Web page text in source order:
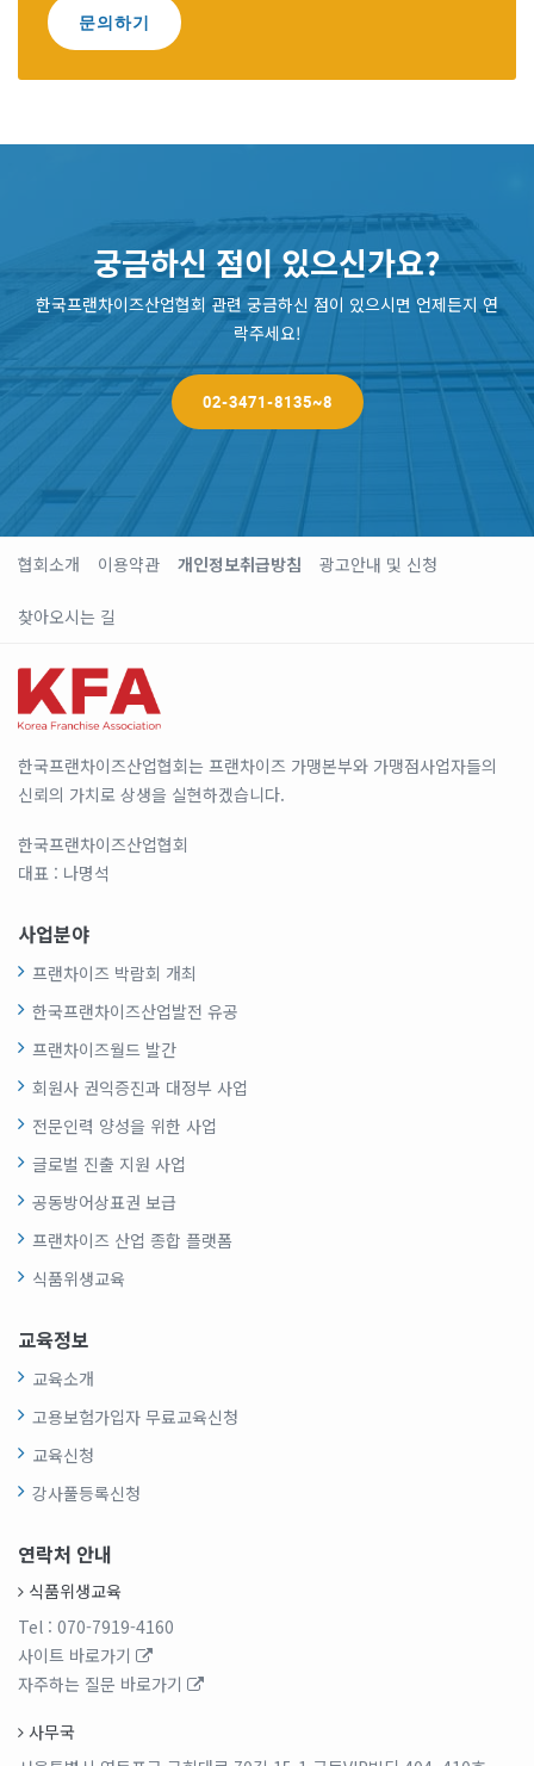
문의하기
궁금하신 점이 있으신가요?
한국프랜차이즈산업협회 관련 궁금하신 점이 있으시면 언제든지 연
락주세요!
02-3471-8135~8
협회소개 이용약관 개인정보취급방침 광고안내 및 신청
찾아오시는 길
한국프랜차이즈산업협회는 프랜차이즈 가맹본부와 가맹점사업자들의
신뢰의 가치로 상생을 실현하겠습니다.
한국프랜차이즈산업협회
대표 : 나명석
사업분야
프랜차이즈 박람회 개최
한국프랜차이즈산업발전 유공
프랜차이즈월드 발간
회원사 권익증진과 대정부 사업
전문인력 양성을 위한 사업
글로벌 진출 지원 사업
공동방어상표권 보급
프랜차이즈 산업 종합 플랫폼
식품위생교육
교육정보
교육소개
고용보험가입자 무료교육신청
교육신청
강사풀등록신청
연락처 안내
식품위생교육
Tel : 070-7919-4160
사이트 바로가기
자주하는 질문 바로가기
사무국